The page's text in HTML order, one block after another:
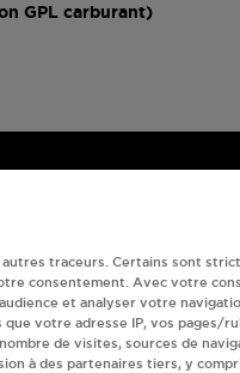
GPL carburant)
traceurs. Certains sont
consentement. Avec votre
et analyser votre
votre adresse IP, vos pages/
de visites, sources de
à des partenaires tiers, y